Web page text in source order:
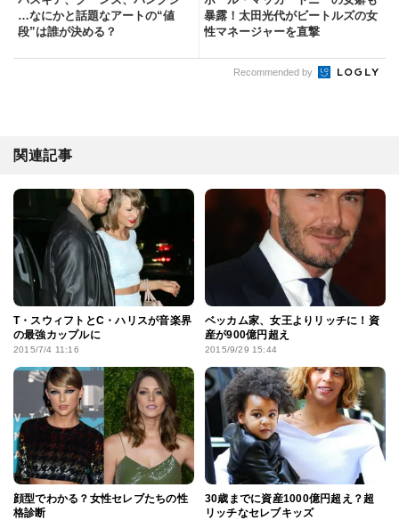
…なにかと話題なアートの“値
段”は誰が決める？
暴露！太田光代がビートルズの女
性マネージャーを直撃
Recommended by
関連記事
T・スウィフトとC・ハリスが音楽界
の最強カップルに
2015/7/4 11:16
ベッカム家、女王よりリッチに！資
産が900億円超え
2015/9/29 15:44
顔型でわかる？女性セレブたちの性
格診断
30歳までに資産1000億円超え？超
リッチなセレブキッズ